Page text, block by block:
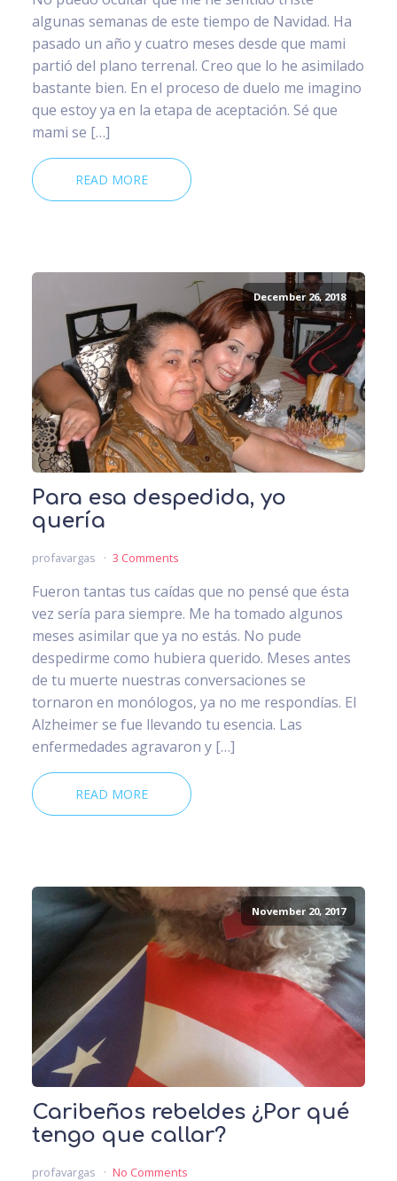
algunas semanas de este tiempo de Navidad. Ha
pasado un año y cuatro meses desde que mami
partió del plano terrenal. Creo que lo he asimilado
bastante bien. En el proceso de duelo me imagino
que estoy ya en la etapa de aceptación. Sé que
mami se […]
READ MORE
December 26, 2018
Para esa despedida, yo
quería
profavargas 3 Comments
Fueron tantas tus caídas que no pensé que ésta
vez sería para siempre. Me ha tomado algunos
meses asimilar que ya no estás. No pude
despedirme como hubiera querido. Meses antes
de tu muerte nuestras conversaciones se
tornaron en monólogos, ya no me respondías. El
Alzheimer se fue llevando tu esencia. Las
enfermedades agravaron y […]
READ MORE
November 20, 2017
Caribeños rebeldes ¿Por qué
tengo que callar?
profavargas No Comments